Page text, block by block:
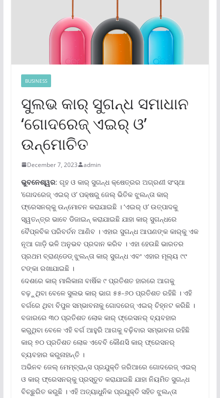
BUSINESS
ସୁଲଭ କାର୍ ସୁଗନ୍ଧ ସମାଧାନ
‘ଗୋଦରେଜ୍ ଏଇର୍ ଓ’
ଉନ୍ମୋଚିତ
December 7, 2023 admin
ଭୁବନେଶ୍ୱର: ଗୃହ ଓ କାର୍ ସୁଗନ୍ଧ କ୍ଷେତ୍ରର ଅଗ୍ରଣୀ ସଂସ୍ଥା
‘ଗୋଦରେଜ୍ ଏଇର୍ ଓ’ ପକ୍ଷରୁ ଜେଲ୍ ଭିତିକ ଝୁଲନ୍ତା କାର୍
ଫ୍ରେସନର୍‌କୁ ଉନ୍ମୋଚନ କରାଯାଇଛି । ‘ଏଇର୍ ଓ’ ଉତ୍ପାଦକୁ
ସ୍ୱତନ୍ତ୍ର ଭାବେ ଡିଜାଇନ୍ କରାଯାଇଛି ଯାହା କାର୍ ସୁଗନ୍ଧରେ
ବୈପ୍ଳବିକ ପରିବର୍ତନ ଆଣିବ । ଏହାର ସୁଗନ୍ଧ ଆପଣଙ୍କ କାର୍‌କୁ ଏକ
ନୂଆ ଗାଡ଼ି ଭଳି ଅନୁଭବ ପ୍ରଦାନ କରିବ । ଏହା ହେଉଛି ଭାରତର
ପ୍ରଥମ ବ୍ରାଣ୍ଡେଡ୍ ଝୁଲନ୍ତା କାର୍ ସୁଗନ୍ଧ ଏବଂ ଏହାର ମୂଲ୍ୟ ୯୯
ଟଙ୍କା ରଖାଯାଇଛି ।
ଦେଶରେ କାର୍ ମାଲିକାନା ବାର୍ଷିକ ୯ ପ୍ରତିଶତ ହାରରେ ଆଗକୁ
ବଢ଼ୁଥିବା ବେଳେ ସୁଲଭ କାର୍ ଭାଗ ୫୫-୬୦ ପ୍ରତିଶତ ରହିଛି । ଏହି
ବର୍ଗରେ ଥିବା ବିପୁଳ ସମ୍ଭାବନାକୁ ଗୋଦରେଜ୍ ଏଇର୍ ଚିହ୍ନଟ କରିଛି ।
ବଜାରରେ ୩୦ ପ୍ରତିଶତ ଲୋକ କାର୍ ଫ୍ରେସନର୍ ବ୍ୟବହାର
କରୁଥିବା ବେଳେ ଏହି ବର୍ଗ ଆହୁରି ଆଗକୁ ବଢ଼ିବାର ସମ୍ଭାବନା ରହିଛି
କାର୍ ୭୦ ପ୍ରତିଶତ ଲୋକ ଏବେବି କୌଣସି କାର୍ ଫ୍ରେସନର୍
ବ୍ୟବହାର କରୁନାହାନ୍ତି ।
ଅଭିନବ ଜେଲ୍ ମେମ୍ବ୍ରାନ୍‌ସ ପ୍ରଯୁକ୍ତି ଜରିଆରେ ଗୋଦରେଜ୍ ଏଇର୍
ଓ କାର୍ ଫ୍ରେସନର୍‌କୁ ପ୍ରସ୍ତୁତ କରାଯାଇଛି ଯାହା ନିୟମିତ ସୁଗନ୍ଧ
ବିଚ୍ଛୁରିତ କରୁଛି । ଏହି ଅତ୍ୟାଧୁନିକ ପ୍ରଯୁକ୍ତି ସହିତ ଝୁଲନ୍ତା